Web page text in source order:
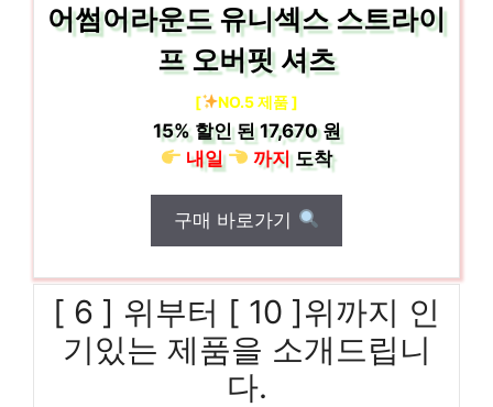
어썸어라운드 유니섹스 스트라이
프 오버핏 셔츠
[ NO.5 제품 ]
15%할인 된17,670 원
내일
까지도착
구매 바로가기
[ 6 ] 위부터 [ 10 ]위까지 인
기있는 제품을 소개드립니
다.